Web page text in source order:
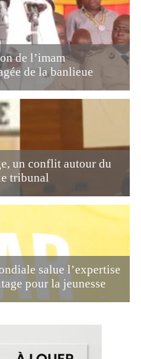
de l’imam
de la banlieue
un conflit autour du
tribunal
salue l’expertise
pour la jeunesse